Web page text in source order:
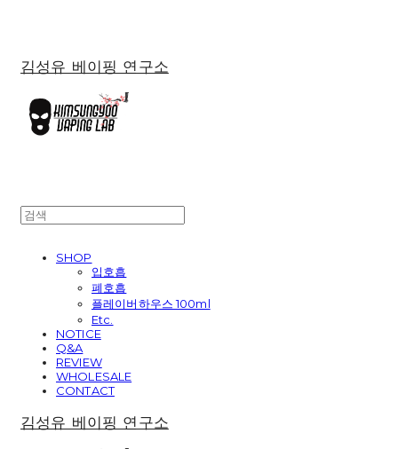
김성유 베이핑 연구소
SHOP
입호흡
폐호흡
플레이버하우스 100ml
Etc.
NOTICE
Q&A
REVIEW
WHOLESALE
CONTACT
김성유 베이핑 연구소